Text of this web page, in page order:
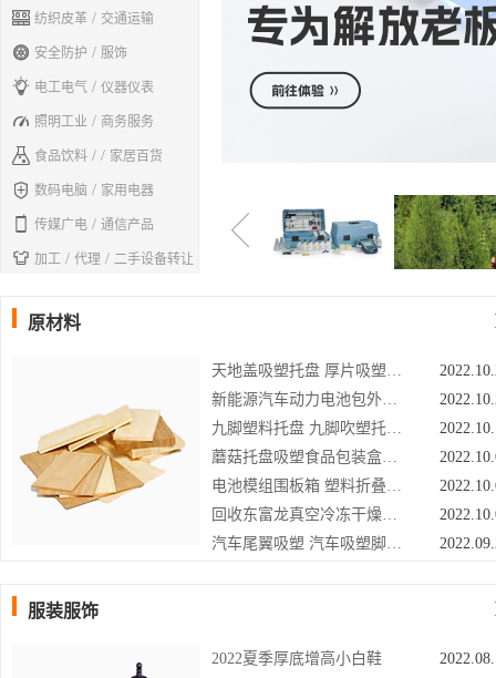
 纺织皮革 / 交通运输
 安全防护 / 服饰
 电工电气 / 仪器仪表
 照明工业 / 商务服务
 食品饮料 / / 家居百货
 数码电脑 / 家用电器
 传媒广电 / 通信产品
 加工 / 代理 / 二手设备转让
原材料
天地盖吸塑托盘 厚片吸塑上海周边供应商利久
新能源汽车动力电池包外壳 动力电池壳生产厂家广东亚美三兄
九脚塑料托盘 九脚吹塑托盘 叉车物流栈板上海利久
蘑菇托盘吸塑食品包装盒生产 上海食品吸塑包装利久
电池模组围板箱 塑料折叠周转围板箱厂家广东亚美三兄
回收东富龙真空冷冻干燥机 食品蔬菜冻干机
汽车尾翼吸塑 汽车吸塑脚踏板吸塑内饰件厂家亚美三兄
服装服饰
2022夏季厚底增高小白鞋